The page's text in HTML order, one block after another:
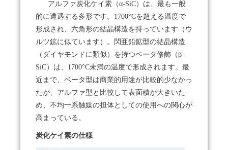
アルファ炭化ケイ素（α-SiC）は、最も一般
的に遭遇する多形です。 1700°Cを超える温度で
形成され、六角形の結晶構造を持っています（ウ
ルツ鉱に似ています）。
閃亜鉛鉱型の結晶構造
（ダイヤモンドに類似）を持つベータ修飾（β-
SiC）は、1700°C未満の温度で形成されます。 最
近まで、ベータ型は商業的用途が比較的少なかっ
たが、アルファ型と比較して表面積が大きいた
め、不均一系触媒の担体としての使用への関心が
高まっている。
炭化ケイ素の仕様